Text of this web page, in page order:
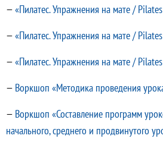
—«Пилатес. Упражнения на мате /
—«Пилатес. Упражнения на мате /
—«Пилатес. Упражнения на мате /
— Воркшоп «Методика проведения
— Воркшоп «Составление программ
начального, среднего и продвинутого